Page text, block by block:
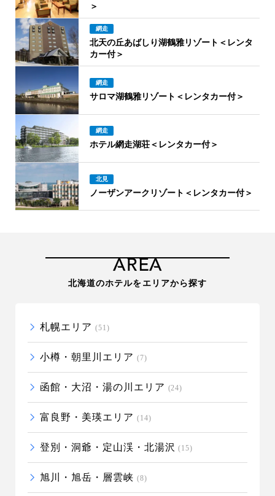
＞
網走
北天の丘あばしり湖鶴雅リゾート＜レンタ
カー付＞
網走
サロマ湖鶴雅リゾート＜レンタカー付＞
網走
ホテル網走湖荘＜レンタカー付＞
北見
ノーザンアークリゾート＜レンタカー付＞
AREA
北海道のホテルをエリアから探す
札幌エリア (51)
小樽・朝里川エリア (7)
函館・大沼・湯の川エリア (24)
富良野・美瑛エリア (14)
登別・洞爺・定山渓・北湯沢 (15)
旭川・旭岳・層雲峡 (8)